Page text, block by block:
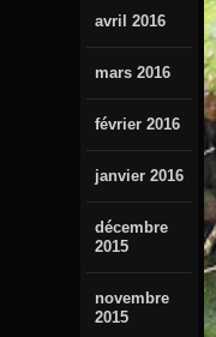
avril 2016
mars 2016
février 2016
janvier 2016
décembre
2015
novembre
2015